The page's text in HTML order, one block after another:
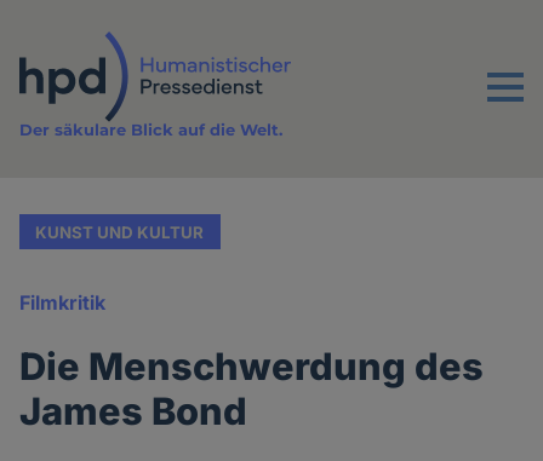
Inhalt
Menu
Der säkulare Blick auf die Welt.
KUNST UND KULTUR
Filmkritik
Die Menschwerdung des
James Bond